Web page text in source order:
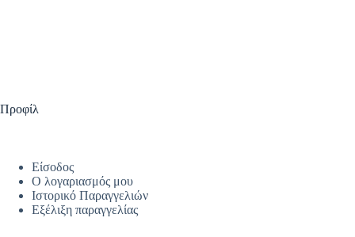
Προφίλ
Είσοδος
Ο λογαριασμός μου
Ιστορικό Παραγγελιών
Εξέλιξη παραγγελίας